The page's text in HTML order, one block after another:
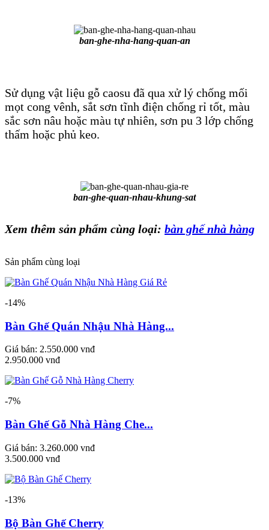
ban-ghe-nha-hang-quan-an
Sử dụng vật liệu gỗ caosu đã qua xử lý chống mối
mọt cong vênh, sắt sơn tĩnh điện chống rỉ tốt, màu
sắc sơn nâu hoặc màu tự nhiên, sơn pu 3 lớp chống
thấm hoặc phủ keo.
ban-ghe-quan-nhau-khung-sat
Xem thêm sản phẩm cùng loại: bàn ghế nhà hàng
Sản phẩm cùng loại
-14%
Bàn Ghế Quán Nhậu Nhà Hàng...
Giá bán: 2.550.000 vnđ
2.950.000 vnđ
-7%
Bàn Ghế Gỗ Nhà Hàng Che...
Giá bán: 3.260.000 vnđ
3.500.000 vnđ
-13%
Bộ Bàn Ghế Cherry